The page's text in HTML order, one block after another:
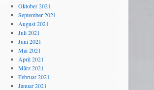
Oktober 2021
September 2021
August 2021
Juli 2021
Juni 2021
Mai 2021
April 2021
März 2021
Februar 2021
Januar 2021